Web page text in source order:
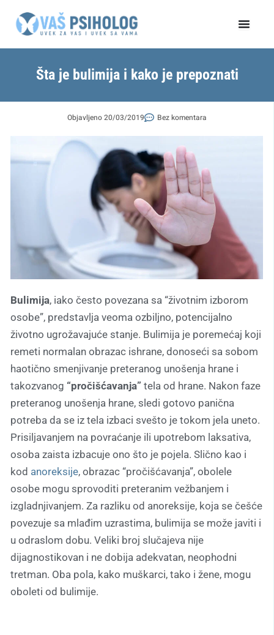
Šta je bulimija i kako je prepoznati
Objavljeno20/03/2019 Bez komentara
Bulimija, iako često povezana sa “životnim izborom
osobe”, predstavlja veoma ozbiljno, potencijalno
životno ugrožavajuće stanje. Bulimija je poremećaj koji
remeti normalan obrazac ishrane, donoseći sa sobom
haotično smenjivanje preteranog unošenja hrane i
takozvanog “pročišćavanja” tela od hrane. Nakon faze
preteranog unošenja hrane, sledi gotovo panična
potreba da se iz tela izbaci svešto je tokom jela uneto.
Prisiljavanjem na povraćanje ili upotrebom laksativa,
osoba zaista izbacuje ono što je pojela. Slično kao i
kod anoreksije, obrazac “pročišćavanja”, obolele
osobe mogu sprovoditi preteranim vežbanjem i
izgladnjivanjem. Za razliku od anoreksije, koja se češće
povezuje sa mlađim uzrastima, bulimija se može javiti i
u odraslom dobu. Veliki broj slučajeva nije
dijagnostikovan i ne dobija adekvatan, neophodni
tretman. Oba pola, kako muškarci, tako i žene, mogu
oboleti od bulimije.